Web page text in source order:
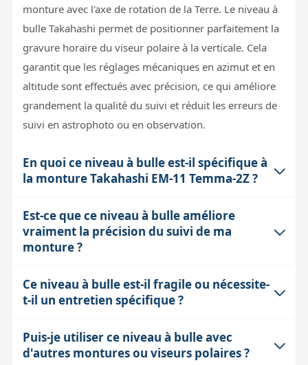
monture avec l'axe de rotation de la Terre. Le niveau à
bulle Takahashi permet de positionner parfaitement la
gravure horaire du viseur polaire à la verticale. Cela
garantit que les réglages mécaniques en azimut et en
altitude sont effectués avec précision, ce qui améliore
grandement la qualité du suivi et réduit les erreurs de
suivi en astrophoto ou en observation.
En quoi ce niveau à bulle est-il spécifique à
la monture Takahashi EM-11 Temma-2Z ?
Ce niveau à bulle est conçu pour s’adapter parfaitement
à l’extrémité du viseur polaire de la Takahashi EM-11
Temma-2Z. Sa forme et ses dimensions correspondent
et une lecture fiable. Utiliser un niveau non compatible
d’endommager le viseur.
Est-ce que ce niveau à bulle améliore
vraiment la précision du suivi de ma
monture ?
Oui. Sans un niveau, il est difficile d'assurer que la
gravure horaire du viseur polaire est bien verticale, ce
en station approximative induit des erreurs
Ce niveau à bulle est-il fragile ou nécessite-
t-il un entretien spécifique ?
Fabriqué artisanalement au Japon par Takahashi, ce
niveau est robuste et conçu pour durer. Il ne demande
Puis-je utiliser ce niveau à bulle avec
d'autres montures ou viseurs polaires ?